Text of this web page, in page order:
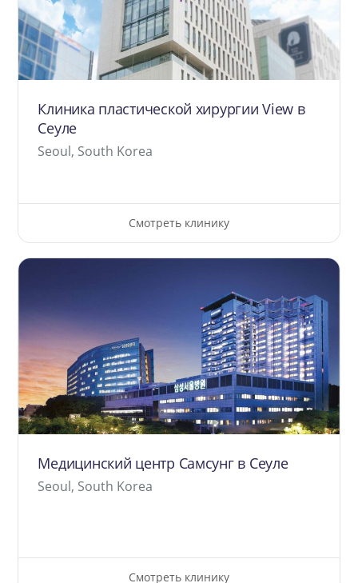
Клиника пластической хирургии View в
Сеуле
Seoul, South Korea
Смотреть клинику
Медицинский центр Самсунг в Сеуле
Seoul, South Korea
Смотреть клинику